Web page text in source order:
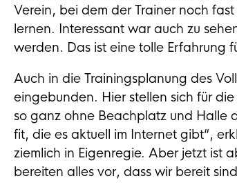
Verein, bei dem der Trainer noch
lernen. Interessant war auch zu
werden. Das ist eine tolle Erfahrung
Auch in die Trainingsplanung des
eingebunden. Hier stellen sich für
so ganz ohne Beachplatz und Halle
fit, die es aktuell im Internet gibt“,
ziemlich in Eigenregie. Aber jetzt ist
bereiten alles vor, dass wir bereit